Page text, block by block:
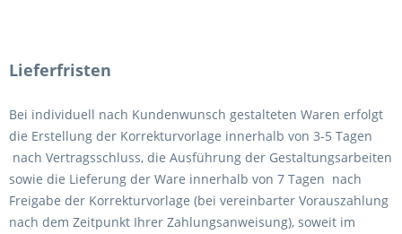
Lieferfristen
Bei individuell nach Kundenwunsch gestalteten Waren erfolgt
die Erstellung der Korrekturvorlage innerhalb von 3-5 Tagen
nach Vertragsschluss, die Ausführung der Gestaltungsarbeiten
sowie die Lieferung der Ware innerhalb von 7 Tagen nach
Freigabe der Korrekturvorlage (bei vereinbarter Vorauszahlung
nach dem Zeitpunkt Ihrer Zahlungsanweisung), soweit im